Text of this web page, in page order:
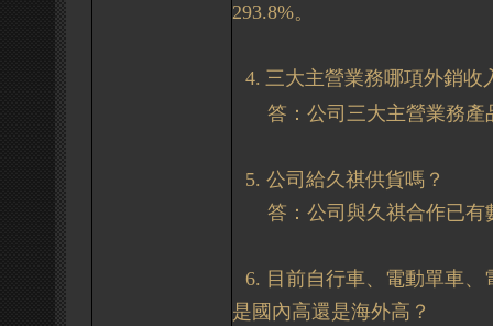
293.8%。
4. 三大主營業務哪項外銷收
答：公司三大主營業務產
5. 公司給久祺供貨嗎？
答： 公司與久祺合作已有
6. 目前自行車、電動單車
是國內高還是海外高？